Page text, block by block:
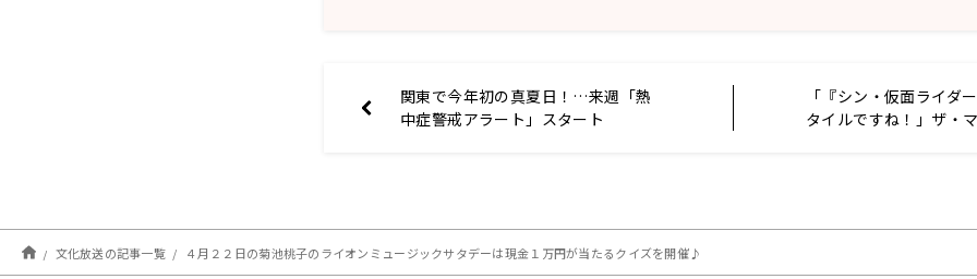
関東で今年初の真夏日！…来週「熱
中症警戒アラート」スタート
「『シン・仮面ライダ
タイルですね！」ザ・
文化放送の記事一覧 ４月２２日の菊池桃子のライオンミュージックサタデーは現金１万円が当たるクイズを開催♪